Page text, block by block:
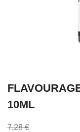
10ML
7,28 €